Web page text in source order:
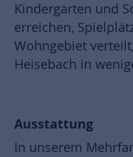
Kindergärten und
erreichen,
Wohngebiet
Heisebach in
Ausstattung
In unserem